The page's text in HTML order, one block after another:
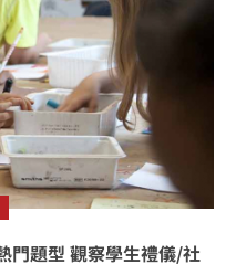
門題型 觀察學生禮儀/社